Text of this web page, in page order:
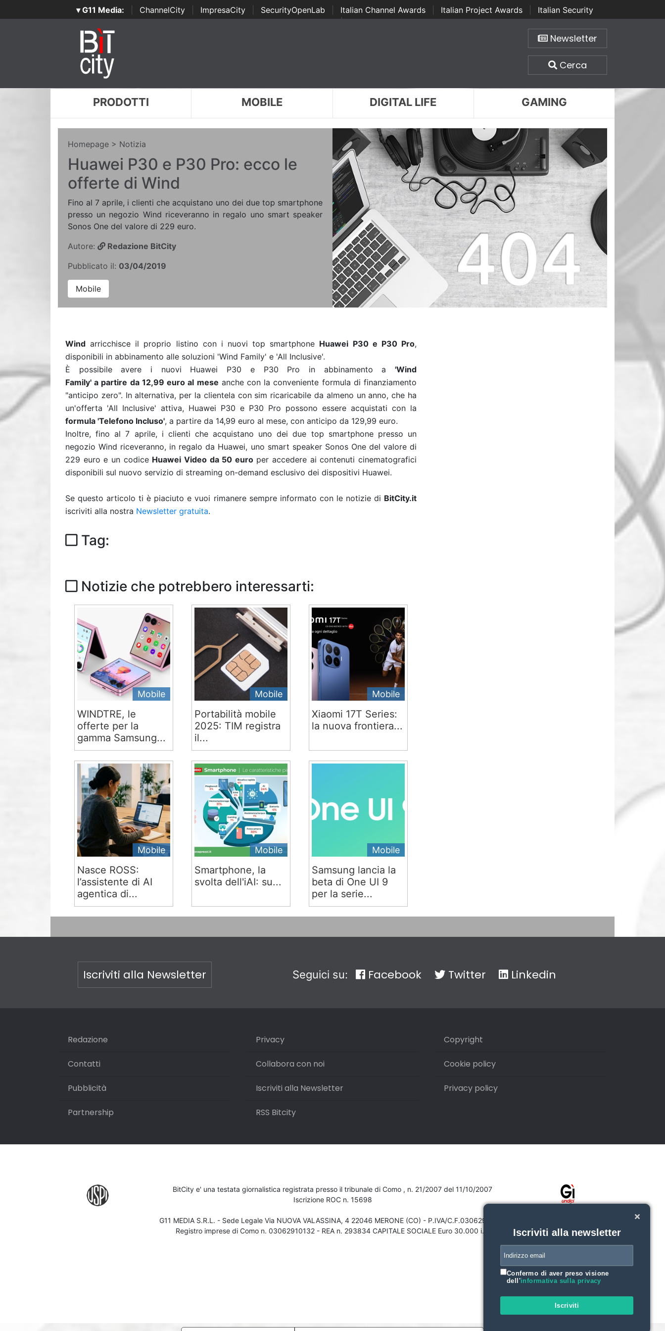
▾ G11 Media: ChannelCity ImpresaCity SecurityOpenLab Italian Channel Awards Italian Project Awards
Italian Security
Awards | ...
Newsletter
Cerca
PRODOTTI MOBILE DIGITAL LIFE GAMING
Homepage > Notizia
Huawei P30 e P30 Pro: ecco le
offerte di Wind
Fino al 7 aprile, i clienti che acquistano uno dei due top smartphone
presso un negozio Wind riceveranno in regalo uno smart speaker
Sonos One del valore di 229 euro.
Autore:
Redazione BitCity
Pubblicato il: 03/04/2019
Mobile
Wind arricchisce il proprio listino con i nuovi top smartphone Huawei P30 e P30 Pro,
disponibili in abbinamento alle soluzioni 'Wind Family' e 'All Inclusive'.
È possibile avere i nuovi Huawei P30 e P30 Pro in abbinamento a 'Wind
Family' a partire da 12,99 euro al mese anche con la conveniente formula di finanziamento
"anticipo zero". In alternativa, per la clientela con sim ricaricabile da almeno un anno, che ha
un'offerta 'All Inclusive' attiva, Huawei P30 e P30 Pro possono essere acquistati con la
formula 'Telefono Incluso', a partire da 14,99 euro al mese, con anticipo da 129,99 euro.
Inoltre, fino al 7 aprile, i clienti che acquistano uno dei due top smartphone presso un
negozio Wind riceveranno, in regalo da Huawei, uno smart speaker Sonos One del valore di
229 euro e un codice Huawei Video da 50 europer accedere ai contenuti cinematografici
disponibili sul nuovo servizio di streaming on-demand esclusivo dei dispositivi Huawei.
Se questo articolo ti è piaciuto e vuoi rimanere sempre informato con le notizie di BitCity.it
iscriviti alla nostra Newsletter gratuita.
Tag:
Notizie che potrebbero interessarti:
Mobile
WINDTRE, le
offerte per la
gamma Samsung...
Mobile
Portabilità mobile
2025: TIM registra
il...
Mobile
Xiaomi 17T Series:
la nuova frontiera...
Mobile
Nasce ROSS:
l’assistente di AI
agentica di...
Mobile
Smartphone, la
svolta dell'iAI: su...
Mobile
Samsung lancia la
beta di One UI 9
per la serie...
Iscriviti alla Newsletter Seguici su: Facebook Twitter Linkedin
Redazione
Contatti
Pubblicità
Partnership
Privacy
Collabora con noi
Iscriviti alla Newsletter
RSS Bitcity
Copyright
Cookie policy
Privacy policy
BitCity e' una testata giornalistica registrata presso il tribunale di Como , n. 21/2007 del 11/10/2007
Iscrizione ROC n. 15698
G11 MEDIA S.R.L. - Sede Legale Via NUOVA VALASSINA, 4 22046 MERONE (CO) - P.IVA/C.F.03062910132
Registro imprese di Como n. 03062910132 - REA n. 293834 CAPITALE SOCIALE Euro 30.000 i.v.
Iscriviti alla newsletter
Confermo di aver preso visione
dell'informativa sulla privacy
Iscriviti